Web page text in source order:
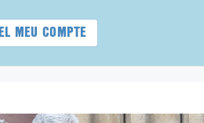
EL MEU COMPTE